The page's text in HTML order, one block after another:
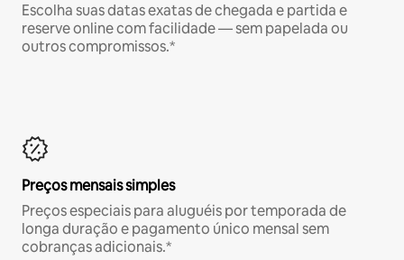
Escolha suas datas exatas de chegada e partida e
reserve online com facilidade — sem papelada ou
outros compromissos.*
Preços mensais simples
Preços especiais para aluguéis por temporada de
longa duração e pagamento único mensal sem
cobranças adicionais.*